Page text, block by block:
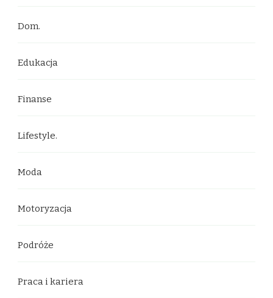
Dom.
Edukacja
Finanse
Lifestyle.
Moda
Motoryzacja
Podróże
Praca i kariera